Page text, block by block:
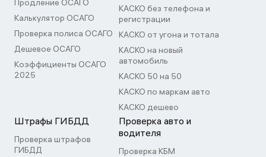
Продление ОСАГО
Калькулятор ОСАГО
Проверка полиса ОСАГО
Дешевое ОСАГО
Коэффициенты ОСАГО
2025
КАСКО без телефона и
регистрации
КАСКО от угона и тотала
КАСКО на новый
автомобиль
КАСКО 50 на 50
КАСКО по маркам авто
КАСКО дешево
Штрафы ГИБДД
Проверка штрафов
ГИБДД
Проверка авто и
водителя
Проверка КБМ